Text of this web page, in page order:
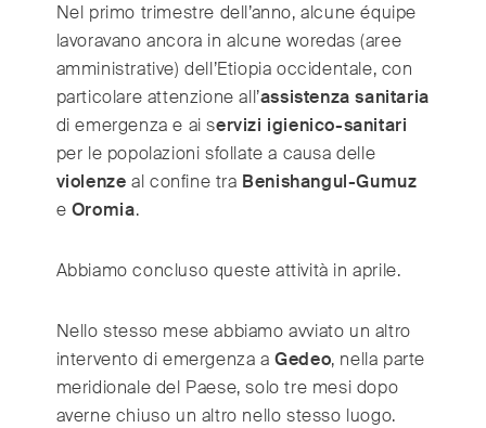
Nel primo trimestre dell’anno, alcune équipe
lavoravano ancora in alcune woredas (aree
amministrative) dell’Etiopia occidentale, con
particolare attenzione all’assistenza sanitaria
di emergenza e ai servizi igienico-sanitari
per le popolazioni sfollate a causa delle
violenze al confine tra Benishangul-Gumuz
e Oromia.
Abbiamo concluso queste attività in aprile.
Nello stesso mese abbiamo avviato un altro
intervento di emergenza aGedeo, nella parte
meridionale del Paese, solo tre mesi dopo
averne chiuso un altro nello stesso luogo.
South Africa (English)
South Korea (한국어)
Spain (Español)
Sweden (Svenska)
Switzerland (Deutsch/Français)
Turkey (Türkiye)
United Arab Emirates (English/العربية)